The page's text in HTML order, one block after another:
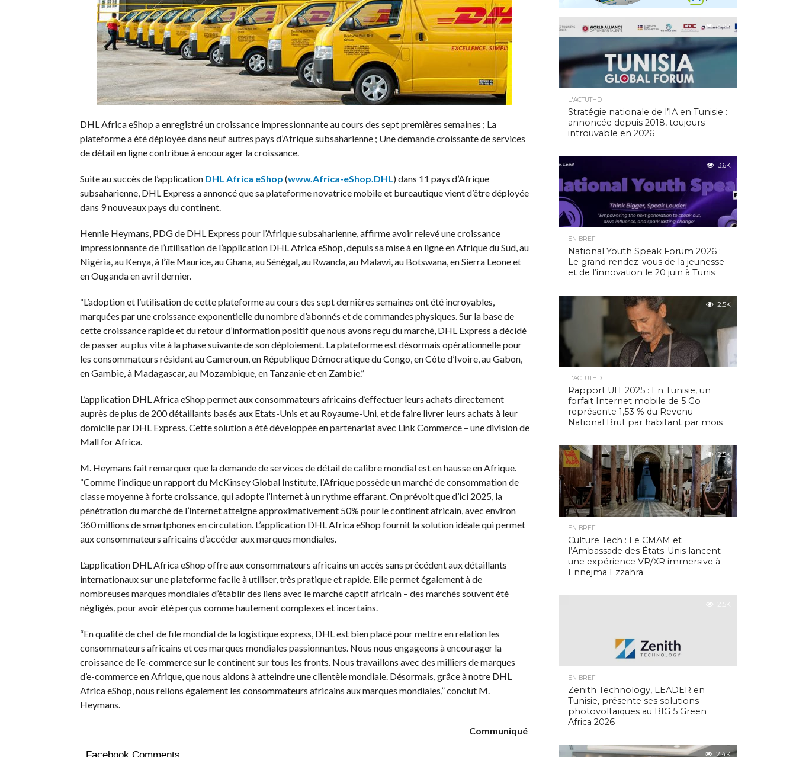
DHL Africa eShop a enregistré un croissance impressionnante au cours des sept premières semaines ; La
plateforme a été déployée dans neuf autres pays d’Afrique subsaharienne ; Une demande croissante de services
de détail en ligne contribue à encourager la croissance.
Suite au succès de l’application DHL Africa eShop (www.Africa-eShop.DHL) dans 11 pays d’Afrique
subsaharienne, DHL Express a annoncé que sa plateforme novatrice mobile et bureautique vient d’être déployée
dans 9 nouveaux pays du continent.
Hennie Heymans, PDG de DHL Express pour l’Afrique subsaharienne, affirme avoir relevé une croissance
impressionnante de l’utilisation de l’application DHL Africa eShop, depuis sa mise à en ligne en Afrique du Sud, au
Nigéria, au Kenya, à l’île Maurice, au Ghana, au Sénégal, au Rwanda, au Malawi, au Botswana, en Sierra Leone et
en Ouganda en avril dernier.
“L’adoption et l’utilisation de cette plateforme au cours des sept dernières semaines ont été incroyables,
marquées par une croissance exponentielle du nombre d’abonnés et de commandes physiques. Sur la base de
cette croissance rapide et du retour d’information positif que nous avons reçu du marché, DHL Express a décidé
de passer au plus vite à la phase suivante de son déploiement. La plateforme est désormais opérationnelle pour
les consommateurs résidant au Cameroun, en République Démocratique du Congo, en Côte d’Ivoire, au Gabon,
en Gambie, à Madagascar, au Mozambique, en Tanzanie et en Zambie.”
L’application DHL Africa eShop permet aux consommateurs africains d’effectuer leurs achats directement
auprès de plus de 200 détaillants basés aux Etats-Unis et au Royaume-Uni, et de faire livrer leurs achats à leur
domicile par DHL Express. Cette solution a été développée en partenariat avec Link Commerce – une division de
Mall for Africa.
M. Heymans fait remarquer que la demande de services de détail de calibre mondial est en hausse en Afrique.
“Comme l’indique un rapport du McKinsey Global Institute, l’Afrique possède un marché de consommation de
classe moyenne à forte croissance, qui adopte l’Internet à un rythme effarant. On prévoit que d’ici 2025, la
pénétration du marché de l’Internet atteigne approximativement 50% pour le continent africain, avec environ
360 millions de smartphones en circulation. L’application DHL Africa eShop fournit la solution idéale qui permet
aux consommateurs africains d’accéder aux marques mondiales.
L’application DHL Africa eShop offre aux consommateurs africains un accès sans précédent aux détaillants
internationaux sur une plateforme facile à utiliser, très pratique et rapide. Elle permet également à de
nombreuses marques mondiales d’établir des liens avec le marché captif africain – des marchés souvent été
négligés, pour avoir été perçus comme hautement complexes et incertains.
“En qualité de chef de file mondial de la logistique express, DHL est bien placé pour mettre en relation les
consommateurs africains et ces marques mondiales passionnantes. Nous nous engageons à encourager la
croissance de l’e-commerce sur le continent sur tous les fronts. Nous travaillons avec des milliers de marques
d’e-commerce en Afrique, que nous aidons à atteindre une clientèle mondiale. Désormais, grâce à notre DHL
Africa eShop, nous relions également les consommateurs africains aux marques mondiales,” conclut M.
Heymans.
Communiqué
4.9K
L'ACTUTHD
Stratégie nationale de l’IA en Tunisie :
annoncée depuis 2018, toujours
introuvable en 2026
3.6K
EN BREF
National Youth Speak Forum 2026 :
Le grand rendez-vous de la jeunesse
et de l’innovation le 20 juin à Tunis
2.5K
L'ACTUTHD
Rapport UIT 2025 : En Tunisie, un
forfait Internet mobile de 5 Go
représente 1,53 % du Revenu
National Brut par habitant par mois
2.5K
EN BREF
Culture Tech : Le CMAM et
l’Ambassade des États-Unis lancent
une expérience VR/XR immersive à
Ennejma Ezzahra
2.5K
EN BREF
Zenith Technology, LEADER en
Tunisie, présente ses solutions
photovoltaïques au BIG 5 Green
Africa 2026
2.4K